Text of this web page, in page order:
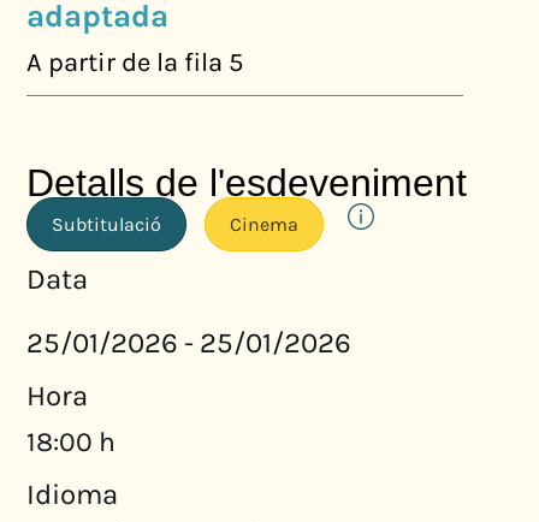
adaptada
A partir de la fila 5
Detalls de l'esdeveniment
Subtitulació Cinema
Data
25/01/2026 - 25/01/2026
Hora
18:00 h
Idioma